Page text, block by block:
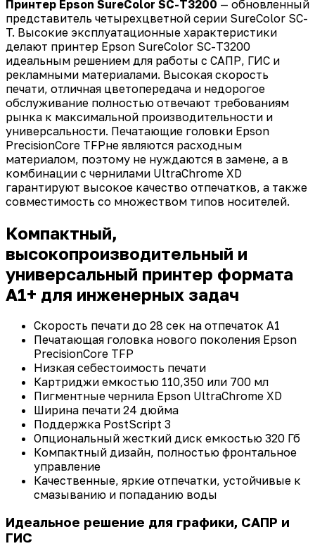
Принтер Epson SureColor SC-T3200 — обновленный
представитель четырехцветной серии SureColor SC-
T. Высокие эксплуатационные характеристики
делают принтер Epson SureColor SC-T3200
идеальным решением для работы с САПР, ГИС и
рекламными материалами. Высокая скорость
печати, отличная цветопередача и недорогое
обслуживание полностью отвечают требованиям
рынка к максимальной производительности и
универсальности. Печатающие головки Epson
PrecisionCore TFPне являются расходным
материалом, поэтому не нуждаются в замене, а в
комбинации с чернилами UltraChrome XD
гарантируют высокое качество отпечатков, а также
совместимость со множеством типов носителей.
Компактный,
высокопроизводительный и
универсальный принтер формата
А1+ для инженерных задач
Скорость печати до 28 сек на отпечаток А1
Печатающая головка нового поколения Epson
PrecisionCore TFP
Низкая себестоимость печати
Картриджи емкостью 110,350 или 700 мл
Пигментные чернила Epson UltraChrome XD
Ширина печати 24 дюйма
Поддержка PostScript 3
Опциональный жесткий диск емкостью 320 Гб
Компактный дизайн, полностью фронтальное
управление
Качественные, яркие отпечатки, устойчивые к
смазыванию и попаданию воды
Идеальное решение для графики, САПР и
ГИС